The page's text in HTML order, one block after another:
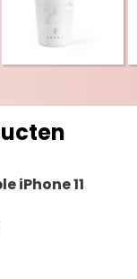
iPhone 11